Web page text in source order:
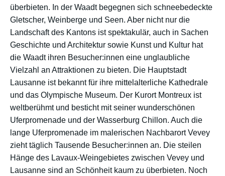
überbieten. In der Waadt begegnen sich schneebedeckte
Gletscher, Weinberge und Seen. Aber nicht nur die
Landschaft des Kantons ist spektakulär, auch in Sachen
Geschichte und Architektur sowie Kunst und Kultur hat
die Waadt ihren Besucher:innen eine unglaubliche
Vielzahl an Attraktionen zu bieten. Die Hauptstadt
Lausanne ist bekannt für ihre mittelalterliche Kathedrale
und das Olympische Museum. Der Kurort Montreux ist
weltberühmt und besticht mit seiner wunderschönen
Uferpromenade und der Wasserburg Chillon. Auch die
lange Uferpromenade im malerischen Nachbarort Vevey
zieht täglich Tausende Besucher:innen an. Die steilen
Hänge des Lavaux-Weingebietes zwischen Vevey und
Lausanne sind an Schönheit kaum zu überbieten. Noch